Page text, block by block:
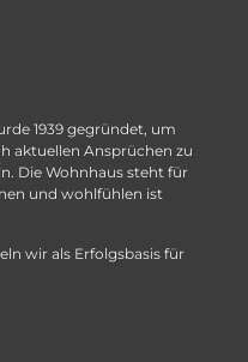
1939 gegründet, um
aktuellen Ansprüchen zu
Die Wohnhaus steht für
und wohlfühlen ist
wir als Erfolgsbasis für